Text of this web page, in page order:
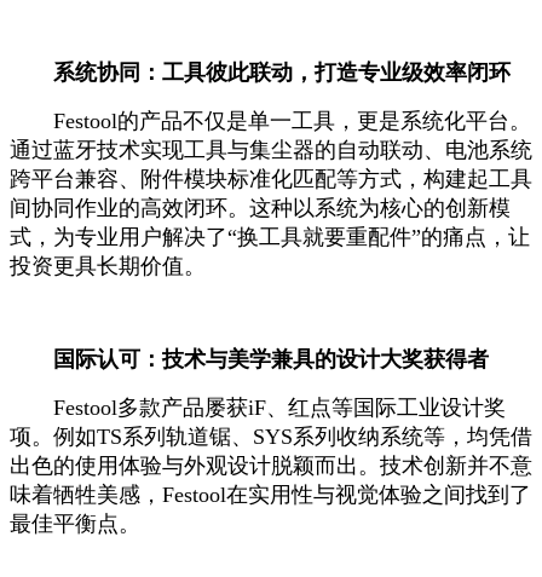
系统协同：工具彼此联动，打造专业级效率闭环
Festool的产品不仅是单一工具，更是系统化平台。
通过蓝牙技术实现工具与集尘器的自动联动、电池系统
跨平台兼容、附件模块标准化匹配等方式，构建起工具
间协同作业的高效闭环。这种以系统为核心的创新模
式，为专业用户解决了“换工具就要重配件”的痛点，让
投资更具长期价值。
国际认可：技术与美学兼具的设计大奖获得者
Festool多款产品屡获iF、红点等国际工业设计奖
项。例如TS系列轨道锯、SYS系列收纳系统等，均凭借
出色的使用体验与外观设计脱颖而出。技术创新并不意
味着牺牲美感，Festool在实用性与视觉体验之间找到了
最佳平衡点。